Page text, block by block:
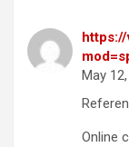
May
Online